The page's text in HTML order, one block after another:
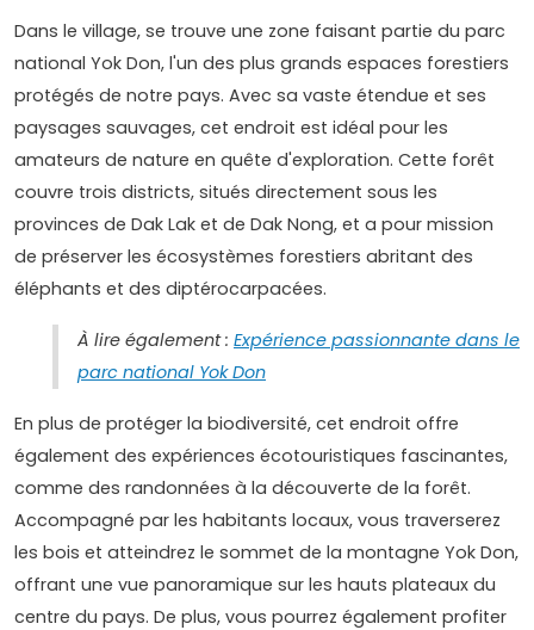
Dans le village, se trouve une zone faisant partie du parc
national Yok Don, l'un des plus grands espaces forestiers
protégés de notre pays. Avec sa vaste étendue et ses
paysages sauvages, cet endroit est idéal pour les
amateurs de nature en quête d'exploration. Cette forêt
couvre trois districts, situés directement sous les
provinces de Dak Lak et de Dak Nong, et a pour mission
de préserver les écosystèmes forestiers abritant des
éléphants et des diptérocarpacées.
À lire également : Expérience passionnante dans le
parc national Yok Don
En plus de protéger la biodiversité, cet endroit offre
également des expériences écotouristiques fascinantes,
comme des randonnées à la découverte de la forêt.
Accompagné par les habitants locaux, vous traverserez
les bois et atteindrez le sommet de la montagne Yok Don,
offrant une vue panoramique sur les hauts plateaux du
centre du pays. De plus, vous pourrez également profiter